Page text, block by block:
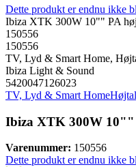
Dette produkt er endnu ikke
Ibiza XTK 300W 10"" PA
150556
150556
TV, Lyd & Smart Home,
Ibiza Light & Sound
5420047126023
TV, Lyd & Smart Home
Ibiza XTK 300W 10""
Varenummer: 150556
Dette produkt er endnu ikke